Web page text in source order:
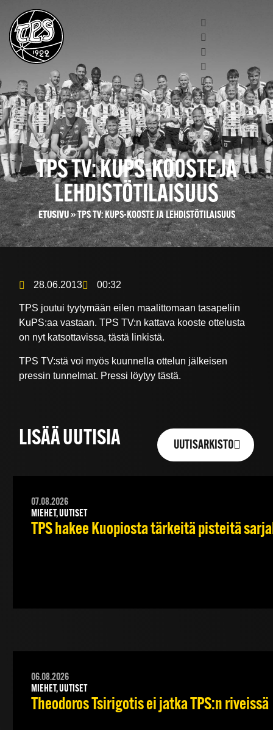
TPS TV: KUPS-KOOSTE JA
LEHDISTÖTILAISUUS
ETUSIVU»TPS TV: KUPS-KOOSTE JA LEHDISTÖTILAISUUS
28.06.2013 00:32
TPS joutui tyytymään eilen maalittomaan tasapeliin
KuPS:aa vastaan. TPS TV:n kattava kooste ottelusta
on nyt katsottavissa, tästä linkistä.
TPS TV:stä voi myös kuunnella ottelun jälkeisen
pressin tunnelmat. Pressi löytyy tästä.
LISÄÄ UUTISIA UUTISARKISTO
07.08.2026
MIEHET, UUTISET
TPS hakee Kuopiosta tärkeitä pisteitä
06.08.2026
MIEHET, UUTISET
Theodoros Tsirigotis ei jatka TPS:n riveissä